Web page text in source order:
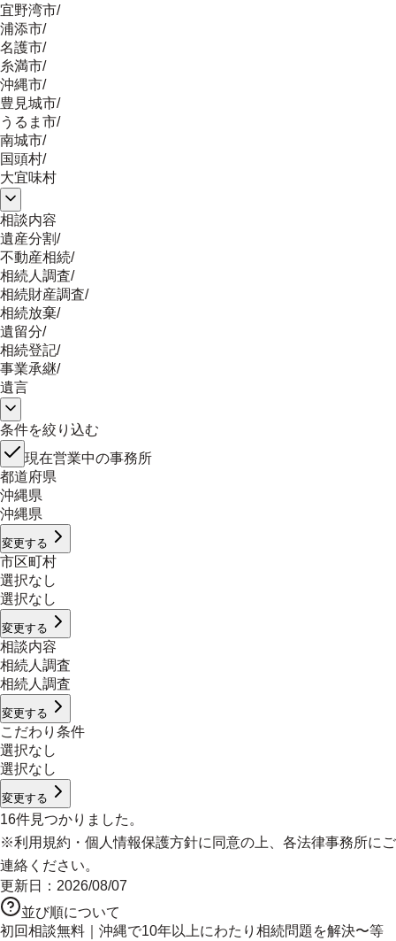
宜野湾市/
浦添市/
名護市/
糸満市/
沖縄市/
豊見城市/
うるま市/
南城市/
国頭村/
大宜味村
相談内容
遺産分割/
不動産相続/
相続人調査/
相続財産調査/
相続放棄/
遺留分/
相続登記/
事業承継/
遺言
条件を絞り込む
現在営業中の事務所
都道府県
沖縄県
沖縄県
変更する
市区町村
選択なし
選択なし
変更する
相談内容
相続人調査
相続人調査
変更する
こだわり条件
選択なし
選択なし
変更する
16件見つかりました。
※利用規約 ・ 個人情報保護方針に同意の上、各法律事務所にご
連絡ください。
更新日： 2026/08/07
並び順について
初回相談無料｜沖縄で10年以上にわたり相続問題を解決〜等